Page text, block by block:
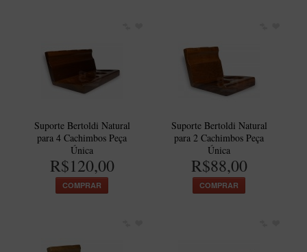
Suporte Bertoldi Natural
para 4 Cachimbos Peça
Única
R$120,00
COMPRAR
Suporte Bertoldi Natural
para 2 Cachimbos Peça
Única
R$88,00
COMPRAR